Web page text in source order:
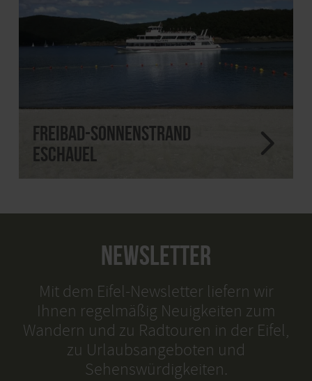
Freibad-Sonnenstrand
Eschauel
NEWSLETTER
Mit dem Eifel-Newsletter liefern wir
Ihnen regelmäßig Neuigkeiten zum
Wandern und zu Radtouren in der Eifel,
zu Urlaubsangeboten und
Sehenswürdigkeiten.